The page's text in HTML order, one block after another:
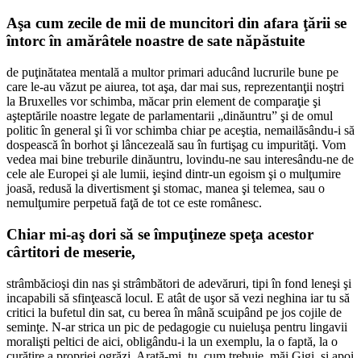
Aşa cum zecile de mii de muncitori din afara ţării se
întorc în amărâtele noastre de sate năpăstuite
de puţinătatea mentală a multor primari aducând lucrurile bune pe
care le-au văzut pe aiurea, tot aşa, dar mai sus, reprezentanţii noştri
la Bruxelles vor schimba, măcar prin element de comparaţie şi
aşteptările noastre legate de parlamentarii „dinăuntru” şi de omul
politic în general şi îi vor schimba chiar pe aceştia, nemailăsându-i să
dospească în borhot şi lâncezeală sau în furtişag cu impurităţi. Vom
vedea mai bine treburile dinăuntru, lovindu-ne sau interesându-ne de
cele ale Europei şi ale lumii, ieşind dintr-un egoism şi o mulţumire
joasă, redusă la divertisment şi stomac, manea şi telemea, sau o
nemulţumire perpetuă faţă de tot ce este românesc.
Chiar mi-aş dori să se împuţineze speţa acestor
cârtitori de meserie,
strâmbăcioşi din nas şi strâmbători de adevăruri, tipi în fond leneşi şi
incapabili să sfinţească locul. E atât de uşor să vezi neghina iar tu să
critici la bufetul din sat, cu berea în mână scuipând pe jos cojile de
seminţe. N-ar strica un pic de pedagogie cu nuieluşa pentru lingavii
moralişti peltici de aici, obligându-i la un exemplu, la o faptă, la o